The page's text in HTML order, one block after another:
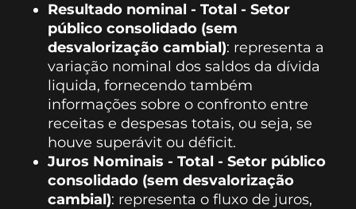
Resultado nominal - Total - Setor
público consolidado (sem
desvalorização cambial): representa a
variação nominal dos saldos da dívida
liquida, fornecendo também
informações sobre o confronto entre
receitas e despesas totais, ou seja, se
houve superávit ou déficit.
Juros Nominais - Total - Setor público
consolidado (sem desvalorização
cambial): representa o fluxo de juros,